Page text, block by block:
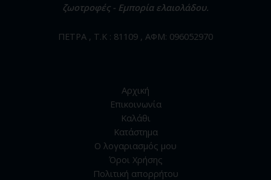
ζωοτροφές - Εμπορία ελαιολάδου.
ΠΕΤΡΑ , Τ.Κ : 81109 , ΑΦΜ: 096052970
Αρχική
Επικοινωνία
Καλάθι
Κατάστημα
Ο λογαριασμός μου
Όροι Χρήσης
Πολιτική απορρήτου